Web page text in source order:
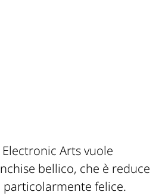
Electronic Arts vuole
bellico, che è reduce
felice.